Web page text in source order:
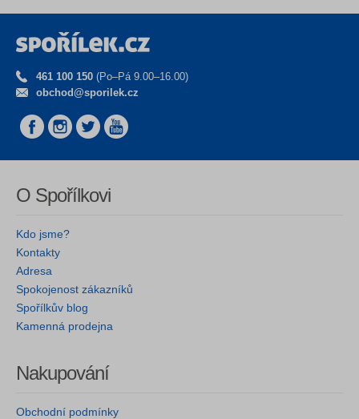
461 100 150 (Po–Pá 9.00–16.00)
obchod@sporilek.cz
O Spořílkovi
Kdo jsme?
Kontakty
Adresa
Spokojenost zákazníků
Spořílkův blog
Kamenná prodejna
Nakupování
Obchodní podmínky